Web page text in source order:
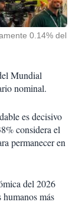
0.14% del
Mundial
nominal.
es decisivo
considera el
permanecer en
del 2026
humanos más